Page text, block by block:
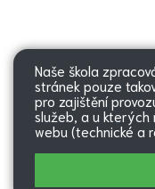
Naše škola
stránek pouze
pro zajištění
služeb, a u kterých
webu (technické a